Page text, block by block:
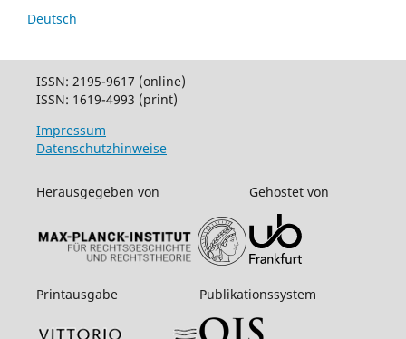
Deutsch
ISSN: 2195-9617 (online)
ISSN: 1619-4993 (print)
Impressum
Datenschutzhinweise
Herausgegeben von Gehostet von
Printausgabe Publikationssystem